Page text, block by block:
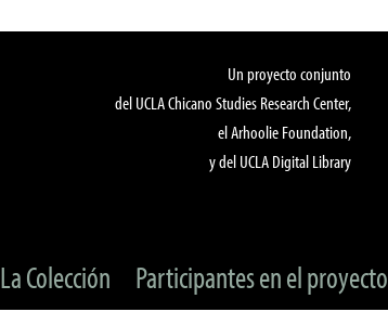
Un proyecto conjunto
del UCLA Chicano Studies Research Center,
el Arhoolie Foundation,
y del UCLA Digital Library
La Colección Participantes en el proyecto